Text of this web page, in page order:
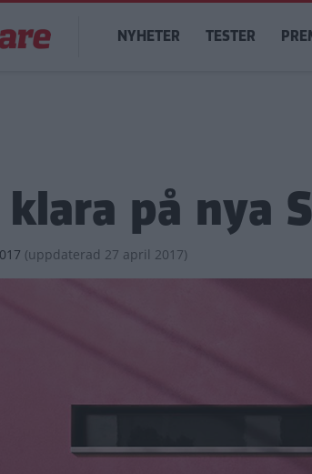
Main
navigation
NYHETER TESTER
på nya
(uppdaterad 27 april 2017)